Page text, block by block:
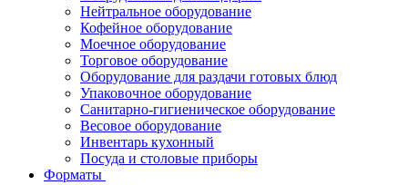
Нейтральное оборудование
Кофейное оборудование
Моечное оборудование
Торговое оборудование
Оборудование для раздачи готовых блюд
Упаковочное оборудование
Санитарно-гигиеническое оборудование
Весовое оборудование
Инвентарь кухонный
Посуда и столовые приборы
Форматы